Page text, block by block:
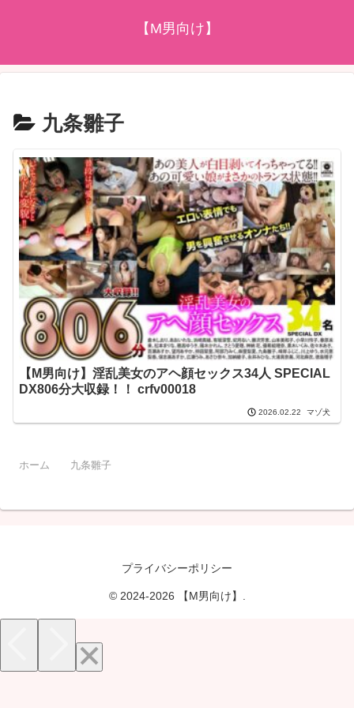
【M男向け】
九条雛子
【M男向け】淫乱美女のアヘ顔セックス34人 SPECIAL
DX806分大収録！！ crfv00018
2026.02.22 マゾ犬
ホーム 九条雛子
プライバシーポリシー
© 2024-2026 【M男向け】.